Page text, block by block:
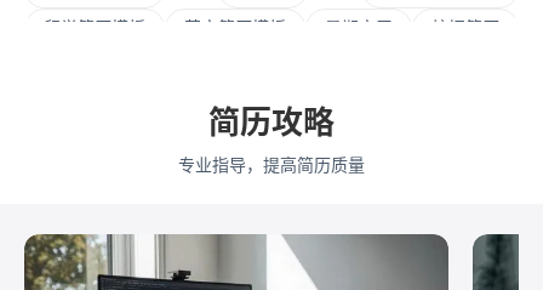
留学简历模板
英文简历模板 暑期实习
校招简历
考研复试 简历范文
运营简历模板
测试
UI/UX
平面设计/美工
简历攻略
专业指导，提高简历质量